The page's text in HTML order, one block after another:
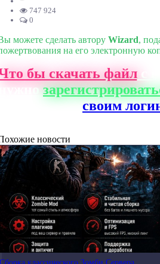
747 924
0
можете сделать автору Wizard,
на его электронную
бы скачать файлс
своим
новости